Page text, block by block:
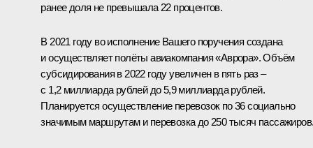
ранее доля не превышала 22 процентов.
В 2021 году во исполнение Вашего поручения создана
и осуществляет полёты авиакомпания «Аврора». Объём
субсидирования в 2022 году увеличен в пять раз –
с 1,2 миллиарда рублей до 5,9 миллиарда рублей.
Планируется осуществление перевозок по 36 социально
значимым маршрутам и перевозка до 250 тысяч